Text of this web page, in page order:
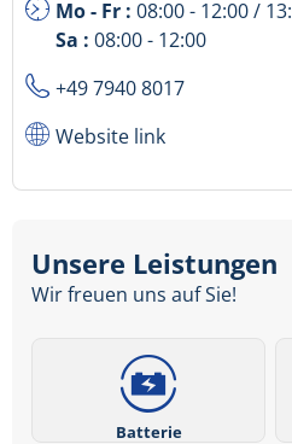
Mo - Fr : 08:00 - 12:00 /
Sa : 08:00 - 12:00
+49 7940 8017
Website link
Unsere Leistungen
Wir freuen uns auf Sie!
Batterie